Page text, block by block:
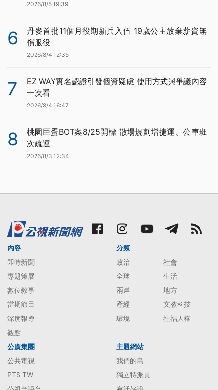
2026/8/5 19:39
6
丹麥首批11個月役期新兵入伍 19歲公主放棄薪資無
償服役
2026/8/4 12:35
7
EZ WAY實名認證引發個資疑慮 使用方式與爭議內容
一次看
2026/8/4 16:47
8
桃園巨蛋BOT案8/25開標 散場規劃增捷運、公車班
次疏運
2026/8/3 12:34
內容
即時新聞
專題策展
數位敘事
當期節目
深度報導
觀點
分類
政治
社會
全球
生活
兩岸
地方
產經
文教科技
環境
社福人權
公廣集團
公共電視
PTS TW
主題網站
我們的島
獨立特派員